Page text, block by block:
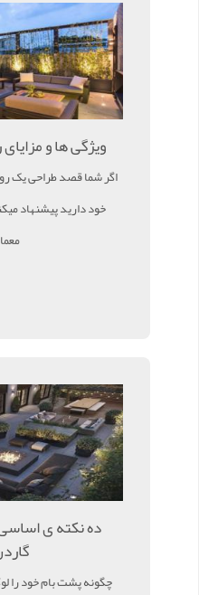
ویژگی ها و
اگر شما قصد طراحی یک
خود دارید پیشنهاد
ده نکته ی
چگونه پشت بام خود را